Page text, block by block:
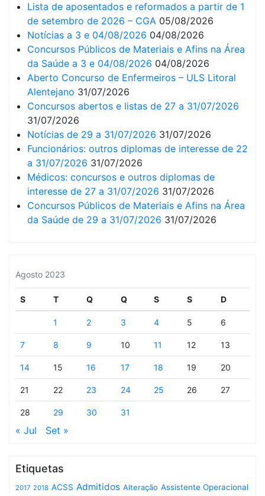
Lista de aposentados e reformados a partir de 1
de setembro de 2026 – CGA 05/08/2026
Notícias a 3 e 04/08/2026 04/08/2026
Concursos Públicos de Materiais e Afins na Área
da Saúde a 3 e 04/08/2026 04/08/2026
Aberto Concurso de Enfermeiros – ULS Litoral
Alentejano 31/07/2026
Concursos abertos e listas de 27 a 31/07/2026
31/07/2026
Notícias de 29 a 31/07/2026 31/07/2026
Funcionários: outros diplomas de interesse de 22
a 31/07/2026 31/07/2026
Médicos: concursos e outros diplomas de
interesse de 27 a 31/07/2026 31/07/2026
Concursos Públicos de Materiais e Afins na Área
da Saúde de 29 a 31/07/2026 31/07/2026
Agosto 2023
S T Q Q S S D
1 2 3 4 5 6
7 8 9 10 11 12 13
14 15 16 17 18 19 20
21 22 23 24 25 26 27
28 29 30 31
« Jul Set »
Etiquetas
2017 2018 ACSS Admitidos Alteração Assistente Operacional